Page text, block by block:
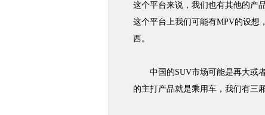
这个平台来说，我们也有其他的产
这个平台上我们可能有MPV的设想
西。
中国的SUV市场可能是再大或者
的主打产品就是乘用车，我们有三